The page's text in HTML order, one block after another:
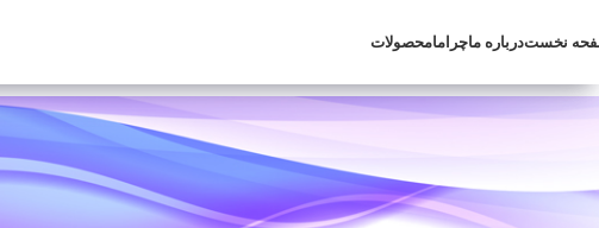
نخستدرباره ماچرامامحصولات